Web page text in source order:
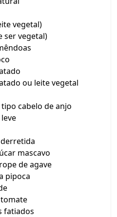
vegetal)
ser vegetal)
ou leite vegetal
cabelo de anjo
mascavo
de agave
pipoca
fatiados